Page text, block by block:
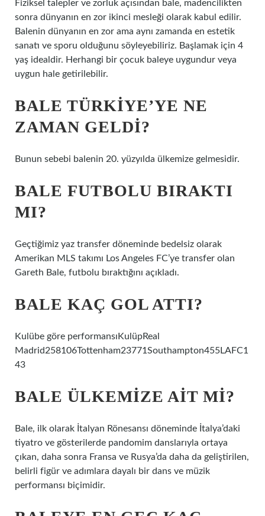
Fiziksel talepler ve zorluk açısından bale, madencilikten
sonra dünyanın en zor ikinci mesleği olarak kabul edilir.
Balenin dünyanın en zor ama aynı zamanda en estetik
sanatı ve sporu olduğunu söyleyebiliriz. Başlamak için 4
yaş idealdir. Herhangi bir çocuk baleye uygundur veya
uygun hale getirilebilir.
BALE TÜRKIYE’YE NE
ZAMAN GELDI?
Bunun sebebi balenin 20. yüzyılda ülkemize gelmesidir.
BALE FUTBOLU BIRAKTI
MI?
Geçtiğimiz yaz transfer döneminde bedelsiz olarak
Amerikan MLS takımı Los Angeles FC’ye transfer olan
Gareth Bale, futbolu bıraktığını açıkladı.
BALE KAÇ GOL ATTI?
Kulübe göre performansıKulüpReal
Madrid258106Tottenham23771Southampton455LAFC1
43
BALE ÜLKEMIZE AIT MI?
Bale, ilk olarak İtalyan Rönesansı döneminde İtalya’daki
tiyatro ve gösterilerde pandomim danslarıyla ortaya
çıkan, daha sonra Fransa ve Rusya’da daha da geliştirilen,
belirli figür ve adımlara dayalı bir dans ve müzik
performansı biçimidir.